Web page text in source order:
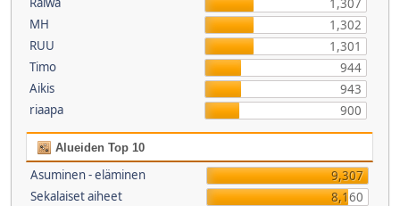
1,307
MH
1,302
RUU
1,301
Timo
944
Aikis
943
riaapa
900
Alueiden Top 10
Asuminen - eläminen
9,307
Sekalaiset aiheet
8,160